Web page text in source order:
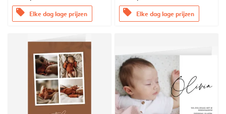
offers Elke dag lage prijzen offers Elke dag lage prijzen